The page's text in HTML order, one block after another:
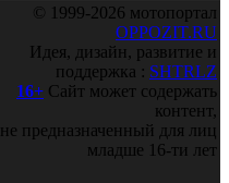
© 1999-2026 мотопортал
OPPOZIT.RU
Идея, дизайн, развитие и
поддержка : SHTRLZ
16+ Сайт может содержать
контент,
не предназначенный для лиц
младше 16-ти лет